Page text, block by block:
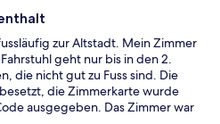
zur Altstadt. Mein Zimmer
geht nur bis in den 2.
die nicht gut zu Fuss sind. Die
die Zimmerkarte wurde
ausgegeben. Das Zimmer war